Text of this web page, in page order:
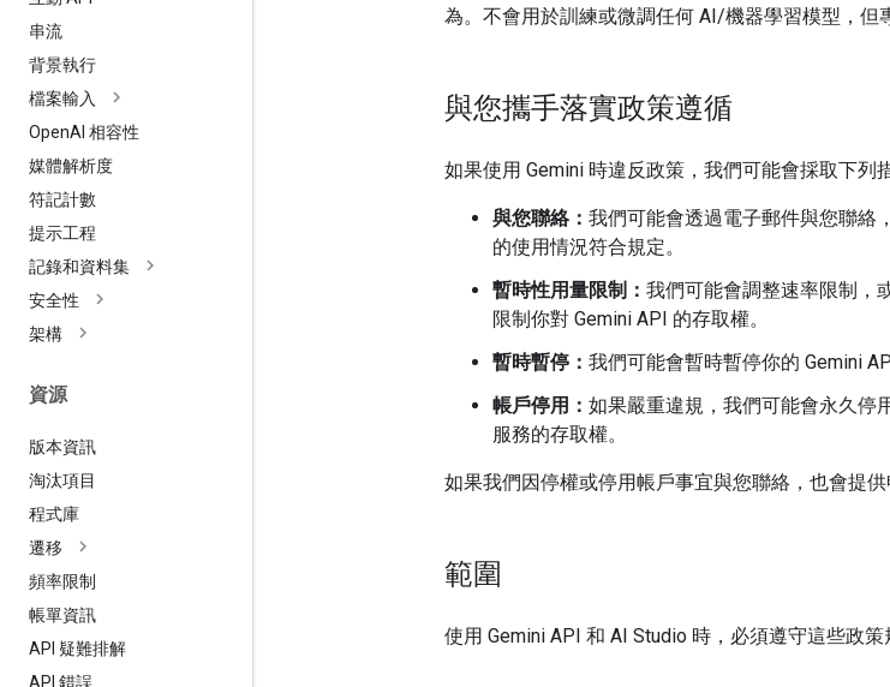
串流
背景執行
檔案輸入
OpenAI 相容性
媒體解析度
符記計數
提示工程
記錄和資料集
安全性
架構
資源
版本資訊
淘汰項目
程式庫
遷移
頻率限制
帳單資訊
API 疑難排解
API 錯誤
為。不會用於訓練或微調任何 AI/機器學習模型，但
與您攜手落實政策遵循
如果使用 Gemini 時違反政策，我們可能會採取下列
與您聯絡： 我們可能會透過電子郵件與您聯絡
的使用情況符合規定。
暫時性用量限制： 我們可能會調整速率限制，
限制你對 Gemini API 的存取權。
暫時暫停： 我們可能會暫時暫停你的 Gemini
帳戶停用： 如果嚴重違規，我們可能會永久停
服務的存取權。
如果我們因停權或停用帳戶事宜與您聯絡，也會提供
範圍
使用 Gemini API 和 AI Studio 時，必須遵守這些政策